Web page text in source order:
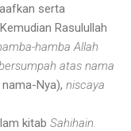
serta
Kemudian Rasulullah
hamba Allah
atas nama
Nya), niscaya
kitab Sahihain.